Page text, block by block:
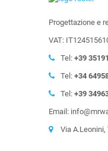
Progettazione e
VAT:
Tel: +39
Tel: +34
Tel: +39
Email:
Via